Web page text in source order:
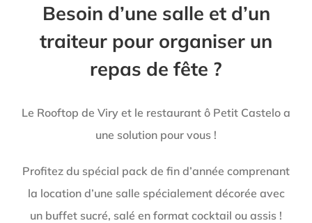
Besoin d’une salle et d’un
traiteur pour organiser un
repas de fête ?
Le Rooftop de Viry et le restaurant ô Petit Castelo a
une solution pour vous !
Profitez du spécial pack de fin d’année comprenant
la location d’une salle spécialement décorée avec
un buffet sucré, salé en format cocktail ou assis !